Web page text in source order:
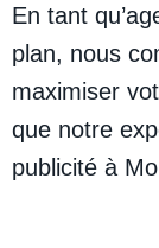
En tant
plan, nous
maximiser
que notre
publicité à